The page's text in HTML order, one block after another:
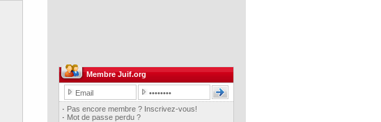
Membre Juif.org
· Pas encore membre ? Inscrivez-vous!
· Mot de passe perdu ?